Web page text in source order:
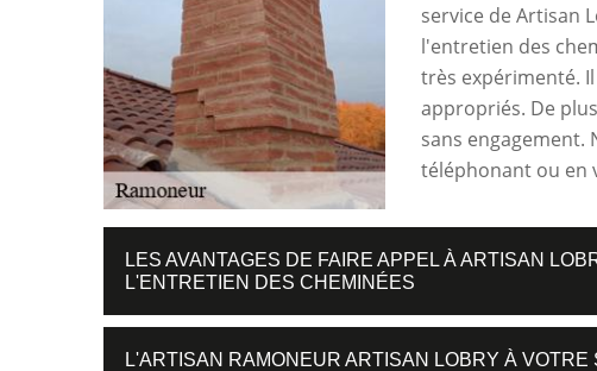
service de Artisan
l'entretien des
très expérimenté.
appropriés. De
sans engagement.
téléphonant ou en
LES AVANTAGES DE FAIRE APPEL À ARTISAN
L'ENTRETIEN DES CHEMINÉES
L'ARTISAN RAMONEUR ARTISAN LOBRY À VOTRE